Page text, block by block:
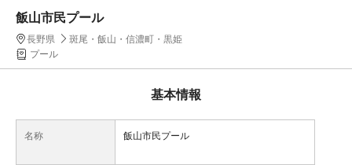
飯山市民プール
長野県
斑尾・飯山・信濃町・黒姫
プール
基本情報
名称 飯山市民プール